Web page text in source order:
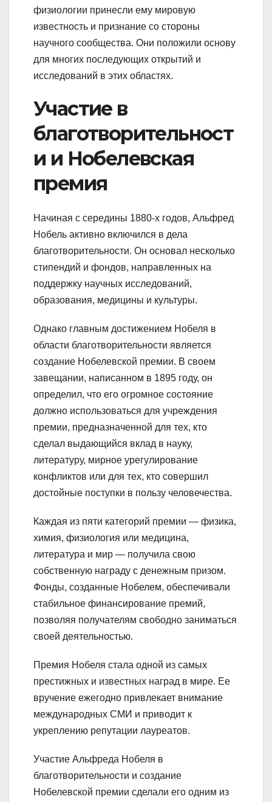
физиологии принесли ему мировую
известность и признание со стороны
научного сообщества. Они положили основу
для многих последующих открытий и
исследований в этих областях.
Участие в
благотворительност
и и Нобелевская
премия
Начиная с середины 1880-х годов, Альфред
Нобель активно включился в дела
благотворительности. Он основал несколько
стипендий и фондов, направленных на
поддержку научных исследований,
образования, медицины и культуры.
Однако главным достижением Нобеля в
области благотворительности является
создание Нобелевской премии. В своем
завещании, написанном в 1895 году, он
определил, что его огромное состояние
должно использоваться для учреждения
премии, предназначенной для тех, кто
сделал выдающийся вклад в науку,
литературу, мирное урегулирование
конфликтов или для тех, кто совершил
достойные поступки в пользу человечества.
Каждая из пяти категорий премии — физика,
химия, физиология или медицина,
литература и мир — получила свою
собственную награду с денежным призом.
Фонды, созданные Нобелем, обеспечивали
стабильное финансирование премий,
позволяя получателям свободно заниматься
своей деятельностью.
Премия Нобеля стала одной из самых
престижных и известных наград в мире. Ее
вручение ежегодно привлекает внимание
международных СМИ и приводит к
укреплению репутации лауреатов.
Участие Альфреда Нобеля в
благотворительности и создание
Нобелевской премии сделали его одним из